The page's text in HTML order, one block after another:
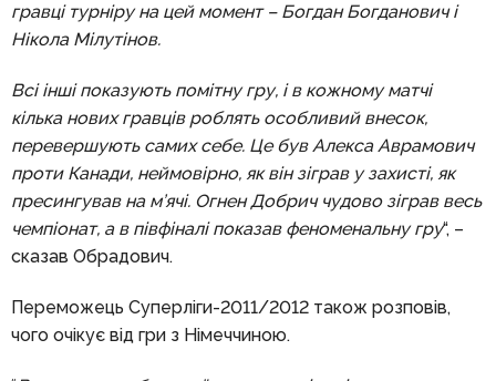
гравці турніру на цей момент – Богдан Богданович і
Нікола Мілутінов.
Всі інші показують помітну гру, і в кожному матчі
кілька нових гравців роблять особливий внесок,
перевершують самих себе. Це був Алекса Аврамович
проти Канади, неймовірно, як він зіграв у захисті, як
пресингував на м’ячі. Огнен Добрич чудово зіграв весь
чемпіонат, а в півфіналі показав феноменальну гру“, –
сказав Обрадович.
Переможець Суперліги-2011/2012 також розповів,
чого очікує від гри з Німеччиною.